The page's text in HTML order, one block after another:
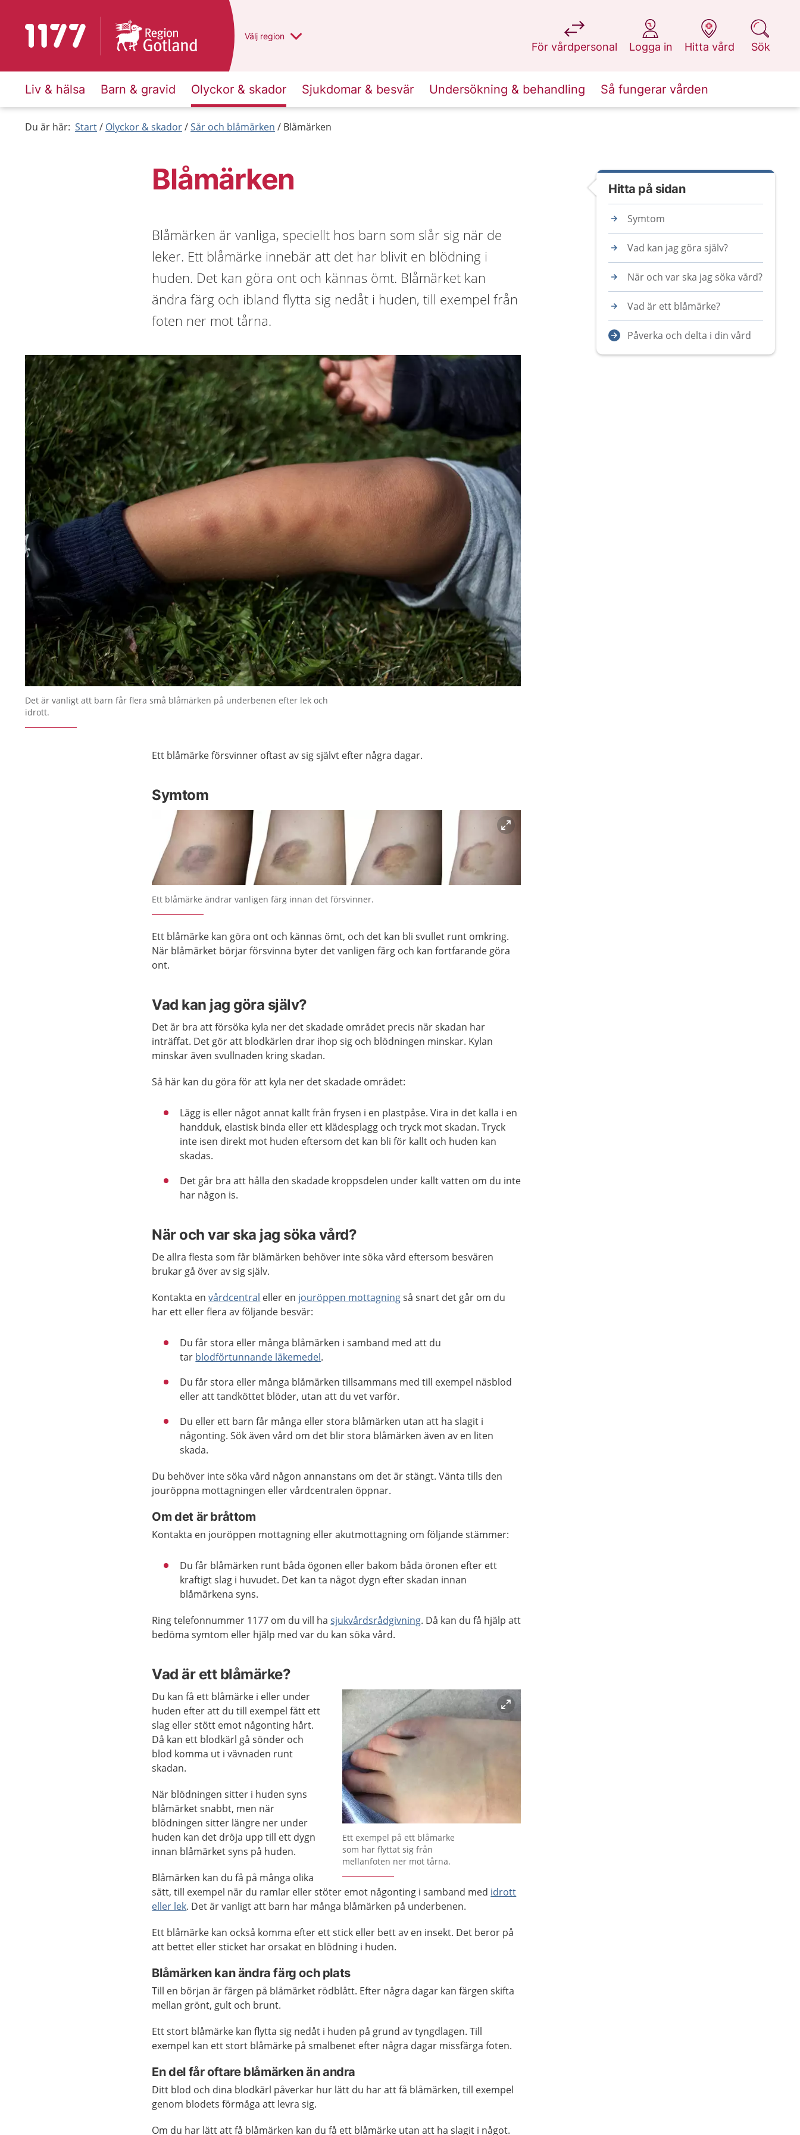
Till startsidan för 1177 Du har valt region
Välj en annan
region
För vårdpersonal
på 1177.se
Logga in
på 1177.se
Hitta vård
på 1177.se
Sök
på 1177.se
Liv & hälsa Barn & gravid Olyckor & skador Sjukdomar & besvär Undersökning & behandling Så fungerar vården
Du är här: Start Olyckor & skador Sår och blåmärken Blåmärken
Blåmärken
Blåmärken är vanliga, speciellt hos barn som slår sig när de
leker. Ett blåmärke innebär att det har blivit en blödning i
huden. Det kan göra ont och kännas ömt. Blåmärket kan
ändra färg och ibland flytta sig nedåt i huden, till exempel från
foten ner mot tårna.
Det är vanligt att barn får flera små blåmärken på underbenen efter lek och
idrott.
Ett blåmärke försvinner oftast av sig självt efter några dagar.
Symtom
Förstora bilden
Ett blåmärke ändrar vanligen färg innan det försvinner.
Ett blåmärke kan göra ont och kännas ömt, och det kan bli svullet runt omkring.
När blåmärket börjar försvinna byter det vanligen färg och kan fortfarande göra
ont.
Vad kan jag göra själv?
Det är bra att försöka kyla ner det skadade området precis när skadan har
inträffat. Det gör att blodkärlen drar ihop sig och blödningen minskar. Kylan
minskar även svullnaden kring skadan.
Så här kan du göra för att kyla ner det skadade området:
Lägg is eller något annat kallt från frysen i en plastpåse. Vira in det kalla i en
handduk, elastisk binda eller ett klädesplagg och tryck mot skadan. Tryck
inte isen direkt mot huden eftersom det kan bli för kallt och huden kan
skadas.
Det går bra att hålla den skadade kroppsdelen under kallt vatten om du inte
har någon is.
När och var ska jag söka vård?
De allra flesta som får blåmärken behöver inte söka vård eftersom besvären
brukar gå över av sig själv.
Kontakta envårdcentral eller en jouröppen mottagningså snart det går om du
har ett eller flera av följande besvär:
Du får stora eller många blåmärken i samband med att du
tar blodförtunnande läkemedel.
Du får stora eller många blåmärken tillsammans med till exempel näsblod
eller att tandköttet blöder, utan att du vet varför.
Du eller ett barn får många eller stora blåmärken utan att ha slagit i
någonting. Sök även vård om det blir stora blåmärken även av en liten
skada.
Du behöver inte söka vård någon annanstans om det är stängt. Vänta tills den
jouröppna mottagningen eller vårdcentralen öppnar.
Om det är bråttom
Kontakta en jouröppen mottagning eller akutmottagning om följande stämmer:
Du får blåmärken runt båda ögonen eller bakom båda öronen efter ett
kraftigt slag i huvudet. Det kan ta något dygn efter skadan innan
blåmärkena syns.
Ring telefonnummer 1177 om du vill hasjukvårdsrådgivning. Då kan du få hjälp att
bedöma symtom eller hjälp med var du kan söka vård.
Vad är ett blåmärke?
Förstora bilden
Ett exempel på ett blåmärke
som har flyttat sig från
mellanfoten ner mot tårna.
Du kan få ett blåmärke i eller under
huden efter att du till exempel fått ett
slag eller stött emot någonting hårt.
Då kan ett blodkärl gå sönder och
blod komma ut i vävnaden runt
skadan.
När blödningen sitter i huden syns
blåmärket snabbt, men när
blödningen sitter längre ner under
huden kan det dröja upp till ett dygn
innan blåmärket syns på huden.
Blåmärken kan du få på många olika
sätt, till exempel när du ramlar eller stöter emot någonting i samband med idrott
eller lek. Det är vanligt att barn har många blåmärken på underbenen.
Ett blåmärke kan också komma efter ett stick eller bett av en insekt. Det beror på
att bettet eller sticket har orsakat en blödning i huden.
Blåmärken kan ändra färg och plats
Till en början är färgen på blåmärket rödblått. Efter några dagar kan färgen skifta
mellan grönt, gult och brunt.
Ett stort blåmärke kan flytta sig nedåt i huden på grund av tyngdlagen. Till
exempel kan ett stort blåmärke på smalbenet efter några dagar missfärga foten.
En del får oftare blåmärken än andra
Ditt blod och dina blodkärl påverkar hur lätt du har att få blåmärken, till exempel
genom blodets förmåga att levra sig.
Om du har lätt att få blåmärken kan du få ett blåmärke utan att ha slagit i något.
Hitta på sidan
Symtom
Vad kan jag göra själv?
När och var ska jag söka vård?
Vad är ett blåmärke?
Påverka och delta i din vård